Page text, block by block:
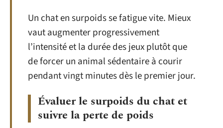
Un chat en surpoids se fatigue vite. Mieux
vaut augmenter progressivement
l’intensité et la durée des jeux plutôt que
de forcer un animal sédentaire à courir
pendant vingt minutes dès le premier jour.
Évaluer le surpoids du chat et
suivre la perte de poids